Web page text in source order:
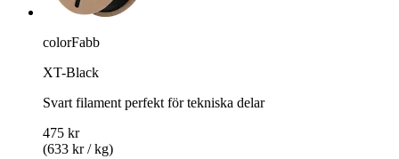
colorFabb
XT-Black
Svart filament perfekt för tekniska delar
475 kr
(633 kr / kg)